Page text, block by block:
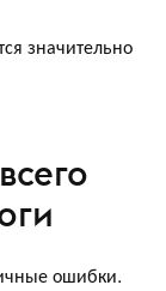
значительно
ошибки.